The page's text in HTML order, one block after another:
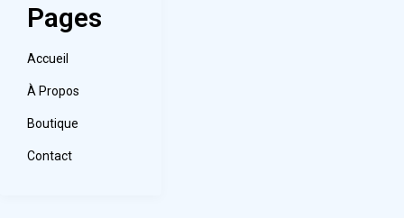
Pages
Accueil
À Propos
Boutique
Contact